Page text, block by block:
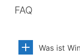
FAQ
Was ist